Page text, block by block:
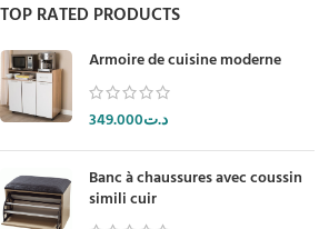
TOP RATED PRODUCTS
Armoire de cuisine moderne
د.ت349.000
Banc à chaussures avec coussin
simili cuir